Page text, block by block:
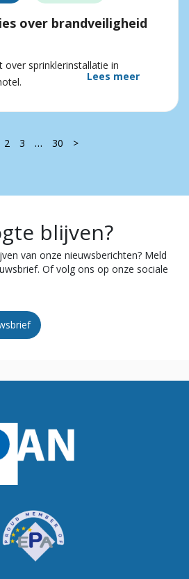
over brandveiligheid
over sprinklerinstallatie in
Lees meer
2 3 … 30 >
blijven?
van onze nieuwsberichten? Meld
Of volg ons op onze sociale